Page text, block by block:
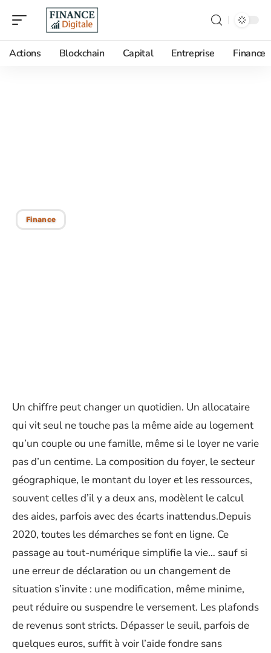
Actions Blockchain Capital Entreprise Finance
Finance
Un chiffre peut changer un quotidien. Un allocataire
qui vit seul ne touche pas la même aide au logement
qu’un couple ou une famille, même si le loyer ne varie
pas d’un centime. La composition du foyer, le secteur
géographique, le montant du loyer et les ressources,
souvent celles d’il y a deux ans, modèlent le calcul
des aides, parfois avec des écarts inattendus.Depuis
2020, toutes les démarches se font en ligne. Ce
passage au tout-numérique simplifie la vie… sauf si
une erreur de déclaration ou un changement de
situation s’invite : une modification, même minime,
peut réduire ou suspendre le versement. Les plafonds
de revenus sont stricts. Dépasser le seuil, parfois de
quelques euros, suffit à voir l’aide fondre sans